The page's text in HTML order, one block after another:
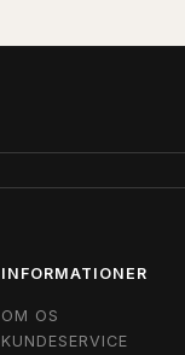
INFORMATIONER
OM OS
KUNDESERVICE